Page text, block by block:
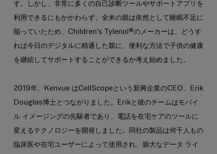
す。しかし、非常に多くの自己診断ツールやサポートアプリを
利用できるにもかかわらず、全米の親は依然として睡眠不足に
陥っていたため、Children's Tylenol®のメーカーは、どうす
れば今日のデジタルに精通した親に、便利な方法で子供の健康
を継続してサポートすることができるか考え始めました。
2019年、Kenvue はCellScopeという新興企業のCEO、Erik
Douglas博士とつながりました。Erikと彼のチームはモバイ
ル イメージングの先駆者であり、電話を在宅ケアのツールに
変えるテクノロジーを開発しました。同社の製品は何千人もの
臨床医や在宅ユーザーによって使用され、膨大なデータ ライ